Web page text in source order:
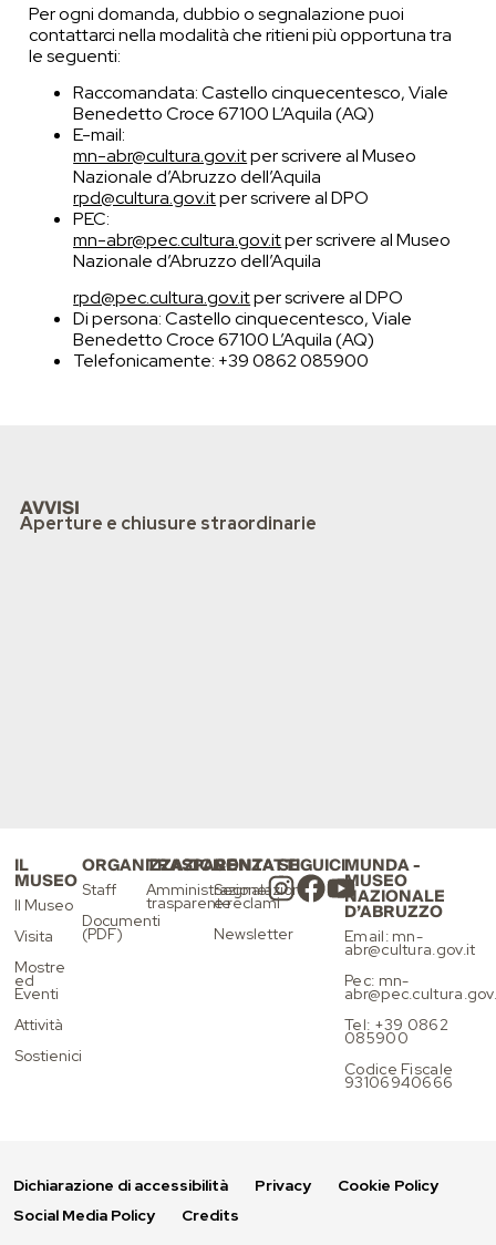
Per ogni domanda, dubbio o segnalazione puoi
contattarci nella modalità che ritieni più opportuna tra
le seguenti:
Raccomandata: Castello cinquecentesco, Viale
Benedetto Croce 67100 L’Aquila (AQ)
E-mail:
mn-abr@cultura.gov.itper scrivere al Museo
Nazionale d’Abruzzo dell’Aquila
rpd@cultura.gov.itper scrivere al DPO
PEC:
mn-abr@pec.cultura.gov.itper scrivere al Museo
Nazionale d’Abruzzo dell’Aquila
rpd@pec.cultura.gov.itper scrivere al DPO
Di persona: Castello cinquecentesco, Viale
Benedetto Croce 67100 L’Aquila (AQ)
Telefonicamente: +39 0862 085900
AVVISI
Aperture e chiusure straordinarie
IL
MUSEO
Il Museo
Visita
Mostre
ed
Eventi
Attività
Sostienici
ORGANIZZAZIONE
Staff
Documenti
(PDF)
TRASPARENZA
Amministrazione
trasparente
CONTATTI
Segnalazioni
e reclami
Newsletter
SEGUICIMUNDA -
MUSEO
NAZIONALE
D’ABRUZZO
Email: mn-
abr@cultura.gov.it
Pec: mn-
Tel: +39 0862
085900
Codice Fiscale
93106940666
Dichiarazione di accessibilità Privacy
Cookie Policy
Social Media Policy
Credits